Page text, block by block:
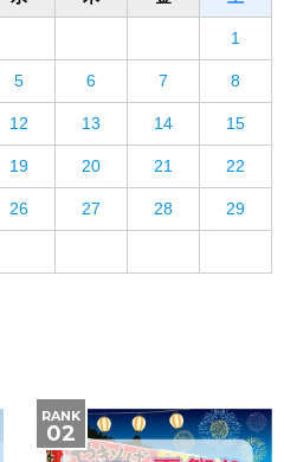
1
5 6 7 8
12 13 14 15
19 20 21 22
26 27 28 29